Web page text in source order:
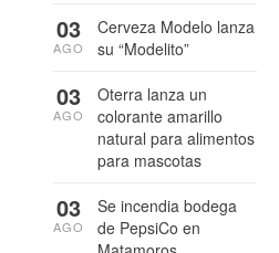
Cerveza Modelo lanza
su “Modelito”
03
AGO
Oterra lanza un
colorante amarillo
natural para alimentos
para mascotas
03
AGO
Se incendia bodega
de PepsiCo en
03
AGO